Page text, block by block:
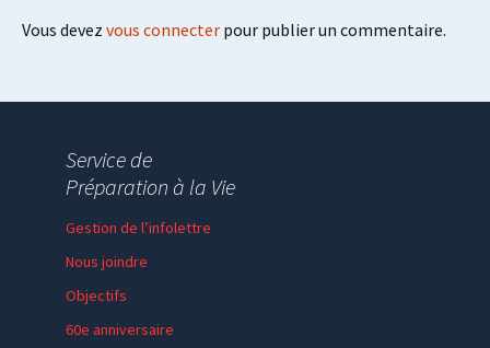
Vous devez vous connecter pour publier un commentaire.
Service de
Préparation à la Vie
Gestion de l’infolettre
Nous joindre
Objectifs
60e anniversaire